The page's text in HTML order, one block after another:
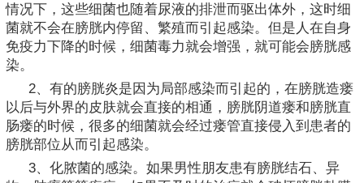
情况下，这些细菌也随着尿液的排泄而驱出体外，这时细
菌就不会在膀胱内停留、繁殖而引起感染。但是人在自身
免疫力下降的时候，细菌毒力就会增强，就可能会膀胱感
染。
2、有的膀胱炎是因为局部感染而引起的，在膀胱造瘘
以后与外界的皮肤就会直接的相通，膀胱阴道瘘和膀胱直
肠瘘的时候，很多的细菌就会经过瘘管直接侵入到患者的
膀胱部位从而引起感染。
3、化脓菌的感染。如果男性朋友患有膀胱结石、异